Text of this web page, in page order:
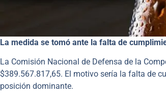
La medida se tomó ante la falta de
La Comisión Nacional de Defensa de la
$389.567.817,65. El motivo sería la falta de
posición dominante.